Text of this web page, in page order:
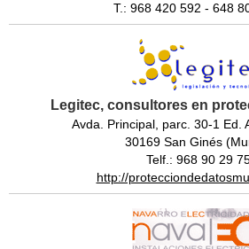
T.: 968 420 592 - 648
Legitec, consultores en
Avda. Principal, parc. 30-1 Ed.
30169 San Ginés
Telf.: 968 90 29
http://